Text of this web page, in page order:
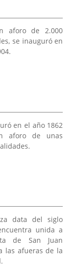
aforo de 2.000
se inauguró en
en el año 1862
aforo de unas
data del siglo
unida a
de San Juan
las afueras de la